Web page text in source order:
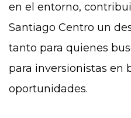
en el entorno,
Santiago Centro un
tanto para quienes
para inversionistas en
oportunidades.